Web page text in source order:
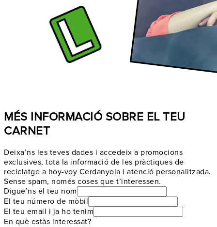
MÉS INFORMACIÓ SOBRE EL TEU
CARNET
Deixa’ns les teves dades i accedeix a promocions
exclusives, tota la informació de les pràctiques de
reciclatge a hoy-voy Cerdanyola i atenció personalitzada.
Sense spam, només coses que t’interessen.
Digue’ns el teu nom
El teu número de mòbil
El teu email i ja ho tenim
En què estàs interessat?